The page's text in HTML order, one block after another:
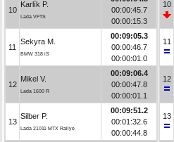
10
Karlík P.
Lada VFTS
00:00:45.7
00:00:15.3
11
Sekyra M.
BMW 318 iS
00:09:05.3
00:00:46.7
00:00:01.0
12
Mikel V.
Lada 1600 R
00:09:06.4
00:00:47.8
00:00:01.1
13
Silber P.
Lada 21011 MTX Rallye
00:09:51.2
00:01:32.6
00:00:44.8
10
11
12
13